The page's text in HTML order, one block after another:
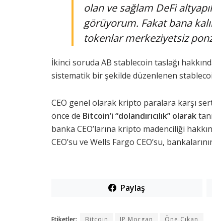
olan ve sağlam DeFi
görüyorum. Fakat bana
tokenlar merkeziyetsiz
İkinci soruda AB stablecoin taslağı
sistematik bir şekilde düzenlenen
CEO genel olarak kripto paralara karşı
önce de Bitcoin’i “dolandırıcılık” olarak
banka CEO’larına kripto madenciliği
CEO’su ve Wells Fargo CEO’su,
Paylaş
Etiketler: Bitcoin JP Morgan Öne Çıkan